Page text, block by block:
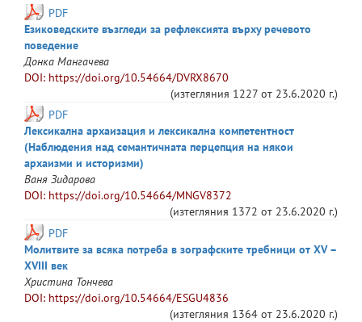
PDF
Езиковедските възгледи за рефлексията върху речевото
поведение
Донка Мангачева
DOI: https://doi.org/10.54664/DVRX8670
(изтегляния 1227 от 23.6.2020 г.)
PDF
Лексикална архаизация и лексикална компетентност
(Наблюдения над семантичната перцепция на някои
архаизми и историзми)
Ваня Зидарова
DOI: https://doi.org/10.54664/MNGV8372
(изтегляния 1372 от 23.6.2020 г.)
PDF
Молитвите за всяка потреба в зографските требници от ХV –
XVIII век
Христина Тончева
DOI: https://doi.org/10.54664/ESGU4836
(изтегляния 1364 от 23.6.2020 г.)